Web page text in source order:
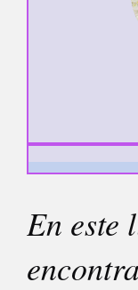
En este